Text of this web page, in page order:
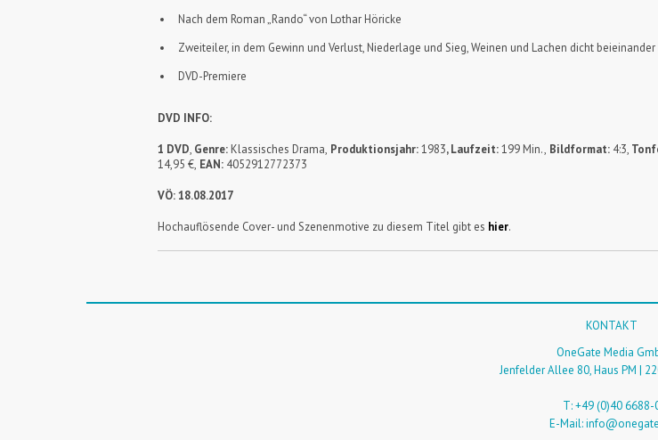
Nach dem Roman „Rando“ von Lothar Höricke
Zweiteiler, in dem Gewinn und Verlust, Niederlage und Sieg, Weinen und Lachen dicht
DVD-Premiere
DVD INFO:
1 DVD, Genre: Klassisches Drama, Produktionsjahr:1983, Laufzeit:199 Min., Bildformat: 4:3,
14,95 €, EAN: 4052912772373
VÖ: 18.08.2017
Hochauflösende Cover- und Szenenmotive zu diesem Titel gibt es hier.
KONTAKT
OneGate Media
Jenfelder Allee 80, Haus PM |
T: +49 (0)40 6688-
E-Mail: